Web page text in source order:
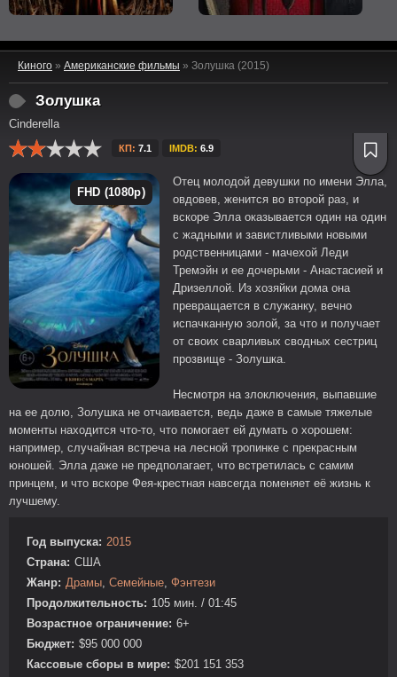
Киного » Американские фильмы » Золушка (2015)
Золушка
Cinderella
КП: 7.1 IMDB: 6.9
FHD (1080p)
Отец молодой девушки по имени Элла,
овдовев, женится во второй раз, и
вскоре Элла оказывается один на один
с жадными и завистливыми новыми
родственницами - мачехой Леди
Тремэйн и ее дочерьми - Анастасией и
Дризеллой. Из хозяйки дома она
превращается в служанку, вечно
испачканную золой, за что и получает
от своих сварливых сводных сестриц
прозвище - Золушка.
Несмотря на злоключения, выпавшие
на ее долю, Золушка не отчаивается, ведь даже в самые тяжелые
моменты находится что-то, что помогает ей думать о хорошем:
например, случайная встреча на лесной тропинке с прекрасным
юношей. Элла даже не предполагает, что встретилась с самим
принцем, и что вскоре Фея-крестная навсегда поменяет её жизнь к
лучшему.
Год выпуска: 2015
Страна: США
Жанр: Драмы, Семейные, Фэнтези
Продолжительность: 105 мин. / 01:45
Возрастное ограничение: 6+
Бюджет: $95 000 000
Кассовые сборы в мире: $201 151 353